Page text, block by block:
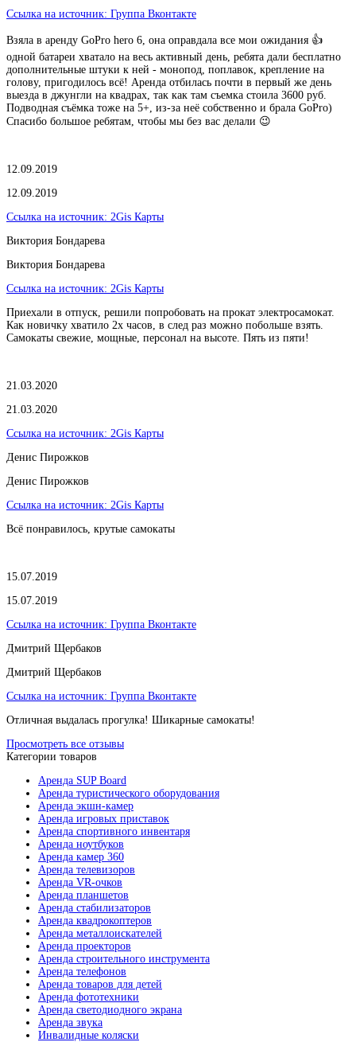
Ссылка на источник: Группа Вконтакте
Взяла в аренду GoPro hero 6, она оправдала все мои ожидания 👍
одной батареи хватало на весь активный день, ребята дали бесплатно
дополнительные штуки к ней - монопод, поплавок, крепление на
голову, пригодилось всё! Аренда отбилась почти в первый же день
выезда в джунгли на квадрах, так как там съемка стоила 3600 руб.
Подводная съёмка тоже на 5+, из-за неё собственно и брала GoPro)
Спасибо большое ребятам, чтобы мы без вас делали 😉
12.09.2019
12.09.2019
Ссылка на источник: 2Gis Карты
Виктория Бондарева
Виктория Бондарева
Ссылка на источник: 2Gis Карты
Приехали в отпуск, решили попробовать на прокат электросамокат.
Как новичку хватило 2х часов, в след раз можно побольше взять.
Самокаты свежие, мощные, персонал на высоте. Пять из пяти!
21.03.2020
21.03.2020
Ссылка на источник: 2Gis Карты
​Денис Пирожков
​Денис Пирожков
Ссылка на источник: 2Gis Карты
Всё понравилось, крутые самокаты
15.07.2019
15.07.2019
Ссылка на источник: Группа Вконтакте
Дмитрий Щербаков
Дмитрий Щербаков
Ссылка на источник: Группа Вконтакте
Отличная выдалась прогулка! Шикарные самокаты!
Просмотреть все отзывы
Категории товаров
Аренда SUP Board
Аренда туристического оборудования
Аренда экшн-камер
Аренда игровых приставок
Аренда спортивного инвентаря
Аренда ноутбуков
Аренда камер 360
Аренда телевизоров
Аренда VR-очков
Аренда планшетов
Аренда стабилизаторов
Аренда квадрокоптеров
Аренда металлоискателей
Аренда проекторов
Аренда строительного инструмента
Аренда телефонов
Аренда товаров для детей
Аренда фототехники
Аренда светодиодного экрана
Аренда звука
Инвалидные коляски